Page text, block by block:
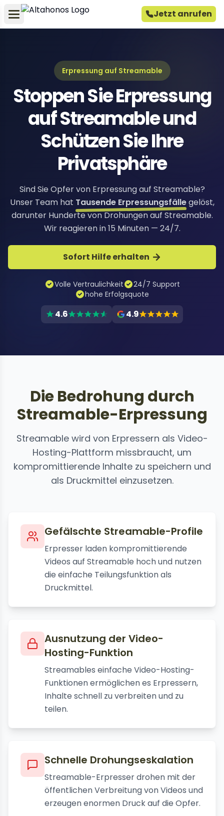
Jetzt anrufen
Erpressung auf Streamable
Stoppen Sie Erpressung
auf Streamable und
Schützen Sie Ihre
Privatsphäre
Sind Sie Opfer von Erpressung auf Streamable?
Unser Team hat Tausende Erpressungsfällegelöst,
darunter Hunderte von Drohungen auf Streamable.
Wir reagieren in 15 Minuten — 24/7.
Sofort Hilfe erhalten
Volle Vertraulichkeit
24/7 Support
hohe Erfolgsquote
4.6 4.9
Die Bedrohung durch
Streamable-Erpressung
Streamable wird von Erpressern als Video-
Hosting-Plattform missbraucht, um
kompromittierende Inhalte zu speichern und
als Druckmittel einzusetzen.
Gefälschte Streamable-Profile
Erpresser laden kompromittierende
Videos auf Streamable hoch und nutzen
die einfache Teilungsfunktion als
Druckmittel.
Ausnutzung der Video-
Hosting-Funktion
Streamables einfache Video-Hosting-
Funktionen ermöglichen es Erpressern,
Inhalte schnell zu verbreiten und zu
teilen.
Schnelle Drohungseskalation
Streamable-Erpresser drohen mit der
öffentlichen Verbreitung von Videos und
erzeugen enormen Druck auf die Opfer.